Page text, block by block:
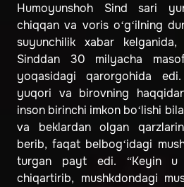
Humoyunshoh Sind sari
chiqqan va voris o‘g‘ilning
suyunchilik xabar
Sinddan 30 milyacha
yoqasidagi qarorgohida
yuqori va birovning
inson birinchi imkon bo‘lishi
va beklardan olgan
berib, faqat belbog‘idagi
turgan payt edi. “Keyin u
chiqartirib, mushkdondagi